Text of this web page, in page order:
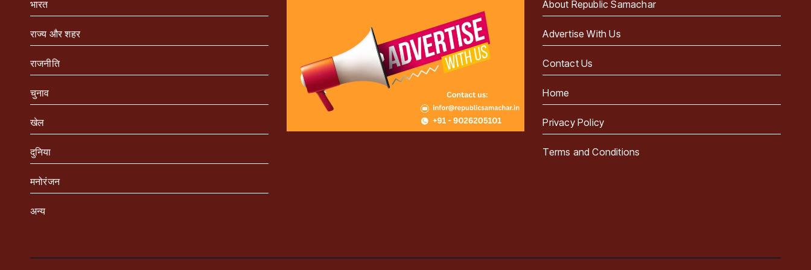
भारत
राज्य और शहर
राजनीति
चुनाव
खेल
दुनिया
मनोरंजन
अन्य
About Republic Samachar
Advertise With Us
Contact Us
Home
Privacy Policy
Terms and Conditions